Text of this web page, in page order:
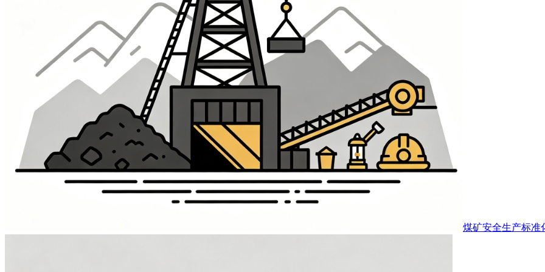
煤矿安全生产标准